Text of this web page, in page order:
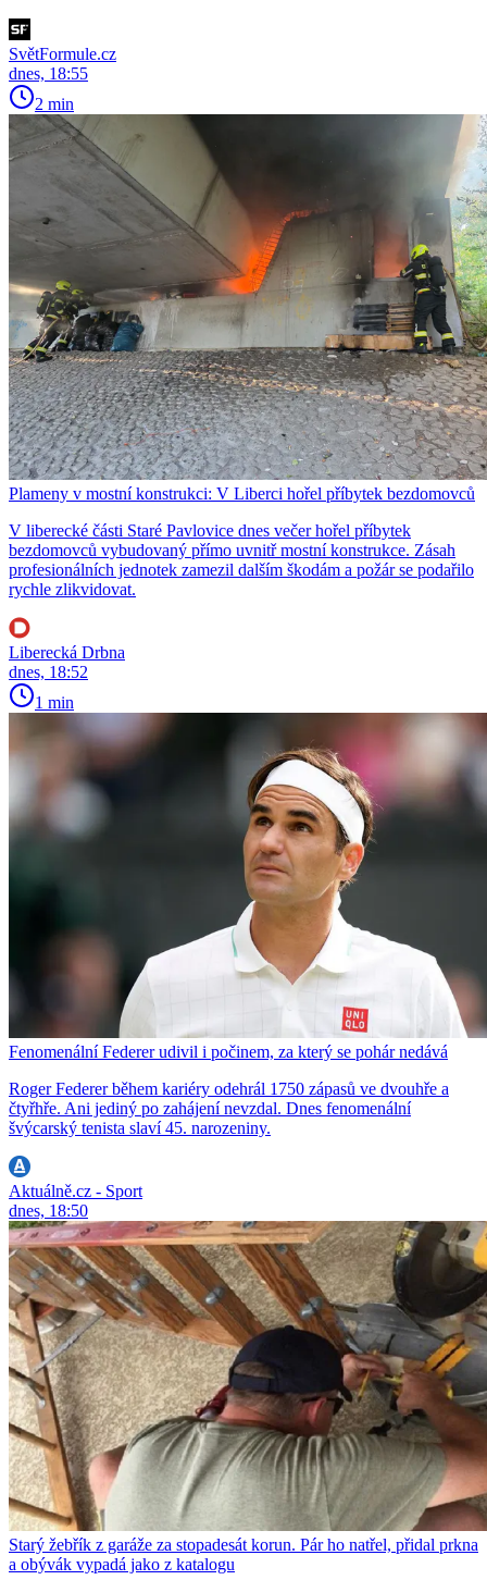
SvětFormule.cz
dnes, 18:55
2 min
Plameny v mostní konstrukci: V Liberci hořel příbytek bezdomovců
V liberecké části Staré Pavlovice dnes večer hořel příbytek
bezdomovců vybudovaný přímo uvnitř mostní konstrukce. Zásah
profesionálních jednotek zamezil dalším škodám a požár se podařilo
rychle zlikvidovat.
Liberecká Drbna
dnes, 18:52
1 min
Fenomenální Federer udivil i počinem, za který se pohár nedává
Roger Federer během kariéry odehrál 1750 zápasů ve dvouhře a
čtyřhře. Ani jediný po zahájení nevzdal. Dnes fenomenální
švýcarský tenista slaví 45. narozeniny.
Aktuálně.cz - Sport
dnes, 18:50
Starý žebřík z garáže za stopadesát korun. Pár ho natřel, přidal prkna
a obývák vypadá jako z katalogu